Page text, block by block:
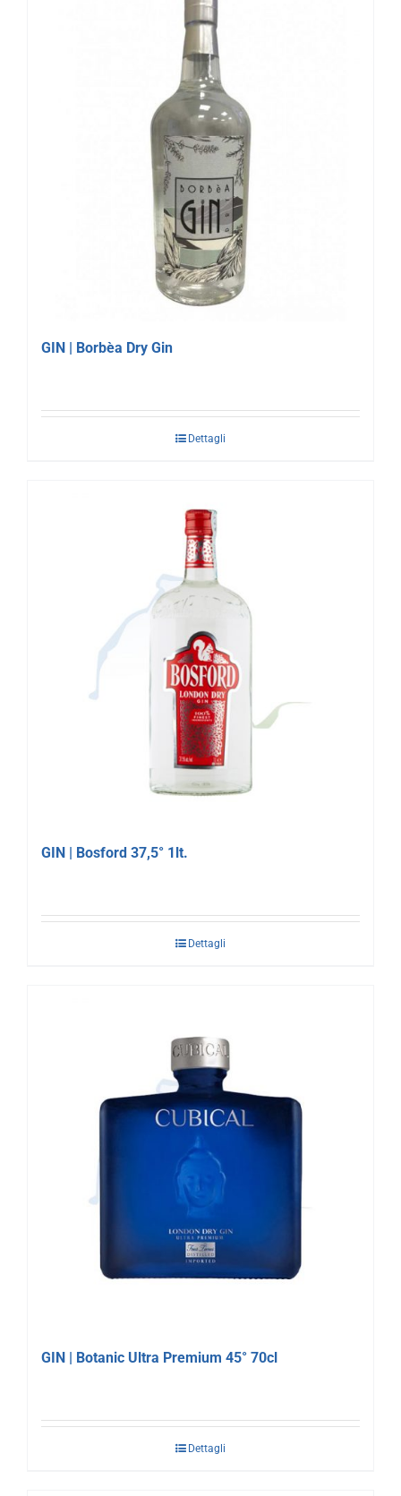
GIN | Borbèa Dry Gin
Dettagli
GIN | Bosford 37,5° 1lt.
Dettagli
GIN | Botanic Ultra Premium 45° 70cl
Dettagli